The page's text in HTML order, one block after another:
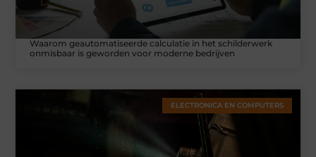
Waarom geautomatiseerde calculatie in het schilderwerk
onmisbaar is geworden voor moderne bedrijven
ELECTRONICA EN COMPUTERS